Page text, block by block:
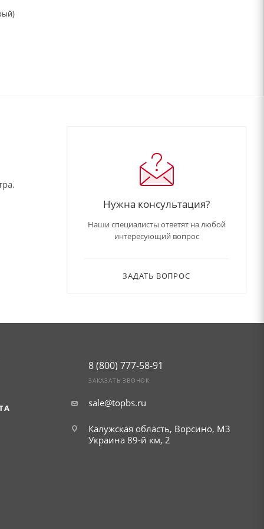
Нужна консультация?
Наши специалисты ответят на любой
интересующий вопрос
ЗАДАТЬ ВОПРОС
8 (800) 777-58-91
ЗАКАЗАТЬ ЗВОНОК
sale@topbs.ru
Калужская область, Ворсино, М3
Украина 89-й км, 2